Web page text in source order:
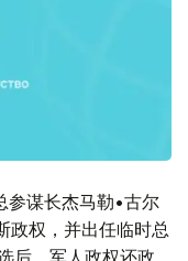
谋长杰马勒•古尔
政权，并出任临时总